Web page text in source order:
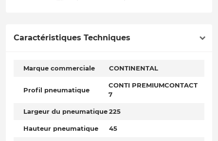
Caractéristiques Techniques
Marque commerciale CONTINENTAL
Profil pneumatique
CONTI PREMIUMCONTACT
7
Largeur du pneumatique225
Hauteur pneumatique 45